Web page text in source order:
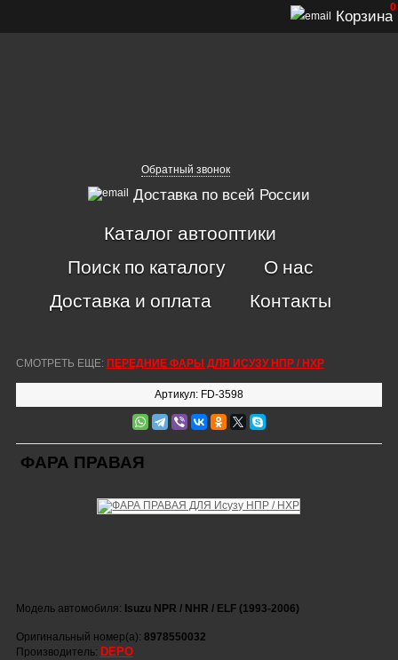
Обратный звонок
Доставка по всей России
Корзина
0
Каталог автооптики
Поиск по каталогу
О нас
Доставка и оплата
Контакты
СМОТРЕТЬ ЕЩЕ: ПЕРЕДНИЕ ФАРЫ ДЛЯ ИСУЗУ НПР / НХР
Артикул: FD-3598
ФАРА ПРАВАЯ
Модель автомобиля: Isuzu NPR / NHR / ELF (1993-2006)
Оригинальный номер(а): 8978550032
Производитель: DEPO